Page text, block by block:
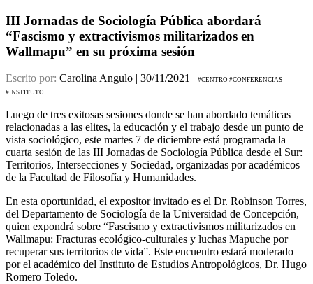
III Jornadas de Sociología Pública abordará
“Fascismo y extractivismos militarizados en
Wallmapu” en su próxima sesión
Escrito por: Carolina Angulo | 30/11/2021 | #CENTRO #CONFERENCIAS
#INSTITUTO
Luego de tres exitosas sesiones donde se han abordado temáticas
relacionadas a las elites, la educación y el trabajo desde un punto de
vista sociológico, este martes 7 de diciembre está programada la
cuarta sesión de las III Jornadas de Sociología Pública desde el Sur:
Territorios, Intersecciones y Sociedad, organizadas por académicos
de la Facultad de Filosofía y Humanidades.
En esta oportunidad, el expositor invitado es el Dr. Robinson Torres,
del Departamento de Sociología de la Universidad de Concepción,
quien expondrá sobre “Fascismo y extractivismos militarizados en
Wallmapu: Fracturas ecológico-culturales y luchas Mapuche por
recuperar sus territorios de vida”. Este encuentro estará moderado
por el académico del Instituto de Estudios Antropológicos, Dr. Hugo
Romero Toledo.